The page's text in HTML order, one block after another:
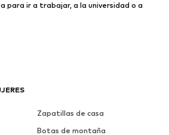
Zapatillas de casa
Botas de montaña
para ir a trabajar, a la universidad o a